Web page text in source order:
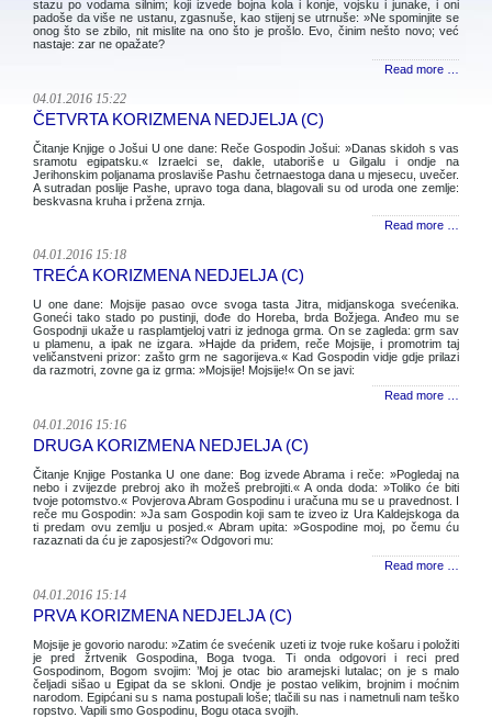
stazu po vodama silnim; koji izvede bojna kola i konje, vojsku i junake, i oni
padoše da više ne ustanu, zgasnuše, kao stijenj se utrnuše: »Ne spominjite se
onog što se zbilo, nit mislite na ono što je prošlo. Evo, činim nešto novo; već
nastaje: zar ne opažate?
Read more …
04.01.2016 15:22
ČETVRTA KORIZMENA NEDJELJA (C)
Čitanje Knjige o Jošui U one dane: Reče Gospodin Jošui: »Danas skidoh s vas
sramotu egipatsku.« Izraelci se, dakle, utaboriše u Gilgalu i ondje na
Jerihonskim poljanama proslaviše Pashu četrnaestoga dana u mjesecu, uvečer.
A sutradan poslije Pashe, upravo toga dana, blagovali su od uroda one zemlje:
beskvasna kruha i pržena zrnja.
Read more …
04.01.2016 15:18
TREĆA KORIZMENA NEDJELJA (C)
U one dane: Mojsije pasao ovce svoga tasta Jitra, midjanskoga svećenika.
Goneći tako stado po pustinji, dođe do Horeba, brda Božjega. Anđeo mu se
Gospodnji ukaže u rasplamtjeloj vatri iz jednoga grma. On se zagleda: grm sav
u plamenu, a ipak ne izgara. »Hajde da priđem, reče Mojsije, i promotrim taj
veličanstveni prizor: zašto grm ne sagorijeva.« Kad Gospodin vidje gdje prilazi
da razmotri, zovne ga iz grma: »Mojsije! Mojsije!« On se javi:
Read more …
04.01.2016 15:16
DRUGA KORIZMENA NEDJELJA (C)
Čitanje Knjige Postanka U one dane: Bog izvede Abrama i reče: »Pogledaj na
nebo i zvijezde prebroj ako ih možeš prebrojiti.« A onda doda: »Toliko će biti
tvoje potomstvo.« Povjerova Abram Gospodinu i uračuna mu se u pravednost. I
reče mu Gospodin: »Ja sam Gospodin koji sam te izveo iz Ura Kaldejskoga da
ti predam ovu zemlju u posjed.« Abram upita: »Gospodine moj, po čemu ću
razaznati da ću je zaposjesti?« Odgovori mu:
Read more …
04.01.2016 15:14
PRVA KORIZMENA NEDJELJA (C)
Mojsije je govorio narodu: »Zatim će svećenik uzeti iz tvoje ruke košaru i položiti
je pred žrtvenik Gospodina, Boga tvoga. Ti onda odgovori i reci pred
Gospodinom, Bogom svojim: ’Moj je otac bio aramejski lutalac; on je s malo
čeljadi sišao u Egipat da se skloni. Ondje je postao velikim, brojnim i moćnim
narodom. Egipćani su s nama postupali loše; tlačili su nas i nametnuli nam teško
ropstvo. Vapili smo Gospodinu, Bogu otaca svojih.